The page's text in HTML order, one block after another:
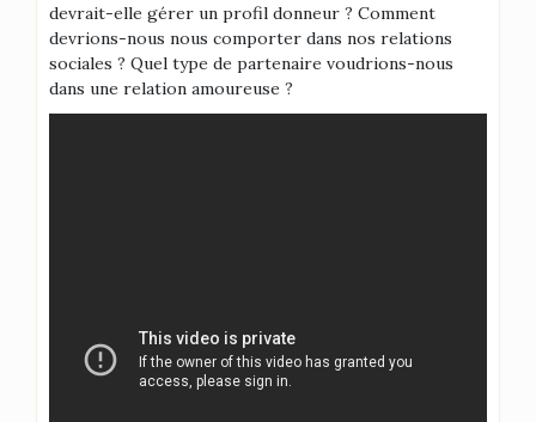
devrait-elle gérer un profil donneur ? Comment
devrions-nous nous comporter dans nos relations
sociales ? Quel type de partenaire voudrions-nous
dans une relation amoureuse ?